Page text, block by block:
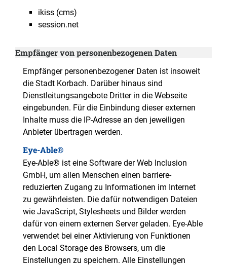
ikiss (cms)
session.net
Empfänger von personenbezogenen Daten
Empfänger personenbezogener Daten ist insoweit
die Stadt Korbach. Darüber hinaus sind
Dienstleitungsangebote Dritter in die Webseite
eingebunden. Für die Einbindung dieser externen
Inhalte muss die IP-Adresse an den jeweiligen
Anbieter übertragen werden.
Eye-Able®
Eye-Able® ist eine Software der Web Inclusion
GmbH, um allen Menschen einen barriere-
reduzierten Zugang zu Informationen im Internet
zu gewährleisten. Die dafür notwendigen Dateien
wie JavaScript, Stylesheets und Bilder werden
dafür von einem externen Server geladen. Eye-Able
verwendet bei einer Aktivierung von Funktionen
den Local Storage des Browsers, um die
Einstellungen zu speichern. Alle Einstellungen